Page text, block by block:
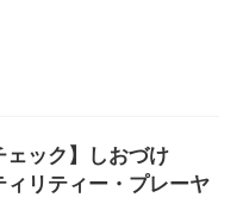
ェック】しおづけ
リティー・プレーヤ